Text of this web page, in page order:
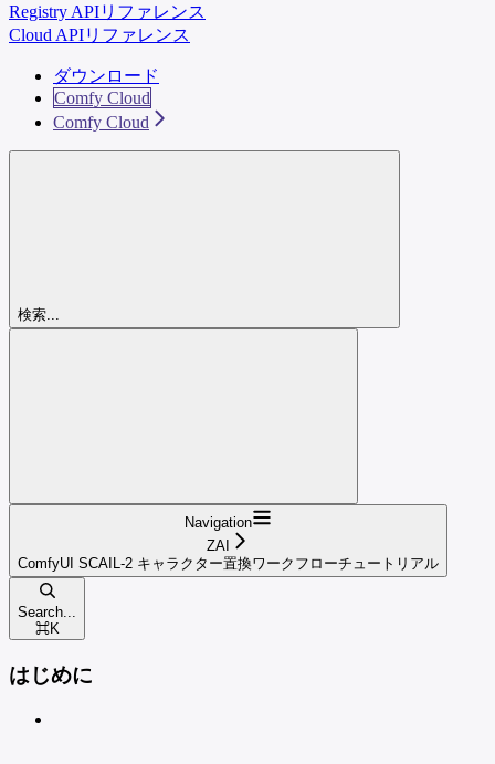
Registry APIリファレンス
Cloud APIリファレンス
ダウンロード
Comfy Cloud
Comfy Cloud
検索...
Navigation
ZAI
ComfyUI SCAIL-2 キャラクター置換ワークフローチュートリアル
Search...
⌘K
はじめに